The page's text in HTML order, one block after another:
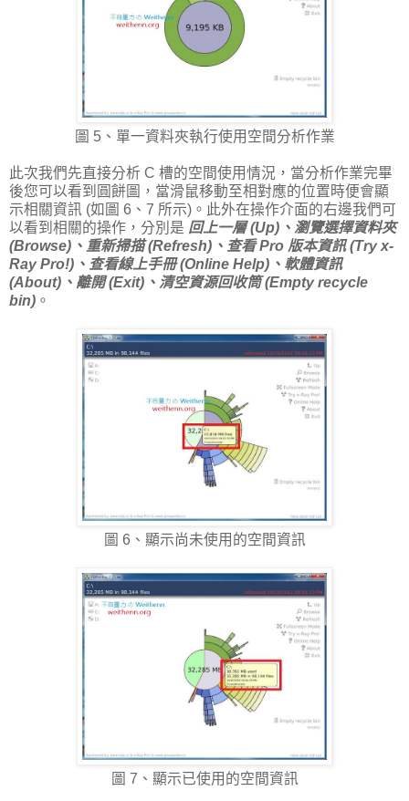
圖 5、單一資料夾執行使用空間分析作業
此次我們先直接分析 C 槽的空間使用情況，當分析作業完畢
後您可以看到圓餅圖，當滑鼠移動至相對應的位置時便會顯
示相關資訊 (如圖 6、7 所示)。此外在操作介面的右邊我們可
以看到相關的操作，分別是 回上一層 (Up)、瀏覽選擇資料夾
(Browse)、重新掃描 (Refresh)、查看 Pro 版本資訊 (Try x-
Ray Pro!)、查看線上手冊 (Online Help)、軟體資訊
(About)、離開 (Exit)、清空資源回收筒 (Empty recycle
bin) 。
圖 6、顯示尚未使用的空間資訊
圖 7、顯示已使用的空間資訊